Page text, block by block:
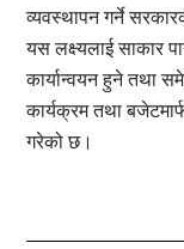
व्यवस्थापन गर्ने
यस लक्ष्यलाई साकार
कार्यान्वयन हुने तथा
कार्यक्रम तथा
गरेको छ।